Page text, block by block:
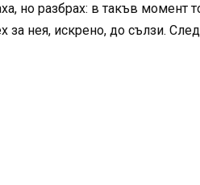
но разбрах: в такъв момент
за нея, искрено, до сълзи. След